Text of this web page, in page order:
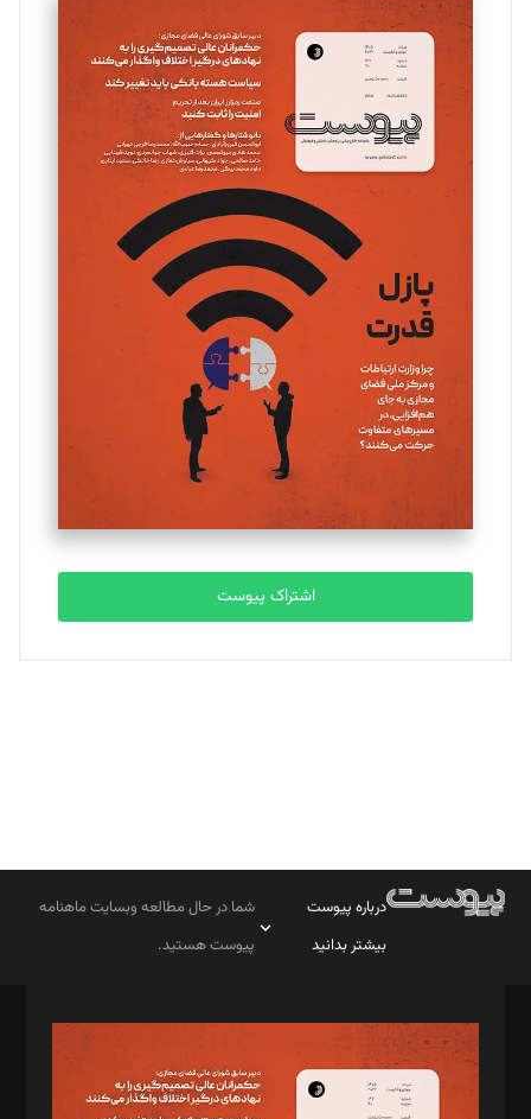
سروش کرمیان
تحریریه
مینا پاکدل
یسنا امان‌پور
تحریریه
ملینا جعفری
تحریریه
مصطفی مسجدی آرانی
تحریریه
بابک نقاش
تحریریه
اشتراک پیوست
درباره پیوست
بیشتر بدانید
شما در حال مطالعه وبسایت ماهنامه
پیوست هستید.
مدیر مسئول: محمدباقر اثنی‌عشری
سردبیر: مهرک محمودی
دبیر تحریریه: میثم قاسمی